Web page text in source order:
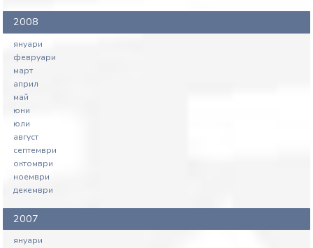
2008
януари
февруари
март
април
май
юни
юли
август
септември
октомври
ноември
декември
2007
януари